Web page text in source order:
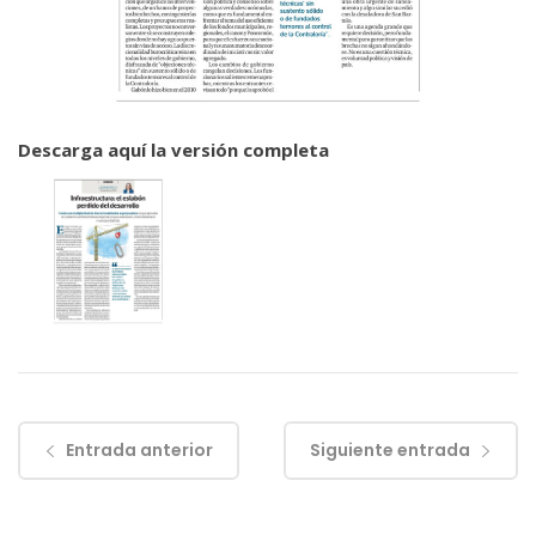
Descarga aquí la versión completa
Entrada anterior Siguiente entrada